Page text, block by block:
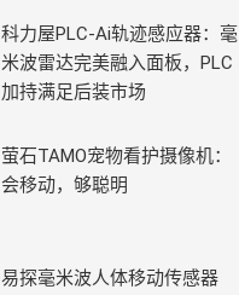
科力屋PLC-Ai轨迹感应器：毫
米波雷达完美融入面板，PLC
加持满足后装市场
萤石TAMO宠物看护摄像机：
会移动，够聪明
易探毫米波人体移动传感器